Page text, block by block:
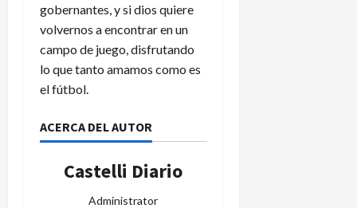
gobernantes, y si dios quiere
volvernos a encontrar en un
campo de juego, disfrutando
lo que tanto amamos como es
el fútbol.
ACERCA DEL AUTOR
Castelli Diario
Administrator